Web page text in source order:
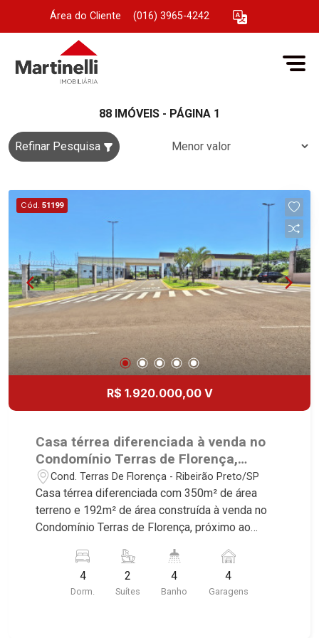
Área do Cliente (016) 3965-4242
88 IMÓVEIS - PÁGINA 1
Refinar Pesquisa
Cód. 51199
R$ 1.920.000,00 V
Casa térrea diferenciada à venda no
Condomínio Terras de Florença,
próximo ao Shopping Iguatemi -
Ribeirão Preto/SP.
Cond. Terras De Florença - Ribeirão Preto/SP
Casa térrea diferenciada com 350m² de área
terreno e 192m² de área construída à venda no
Condomínio Terras de Florença, próximo ao
Florença, Ribeirão Preto/SP. Conheça as
características deste imóvel que a Martinelli
Imobiliária selecionou para você: - 350m² de área
4
Dorm.
2
Suítes
4
Banho
4
Garagens